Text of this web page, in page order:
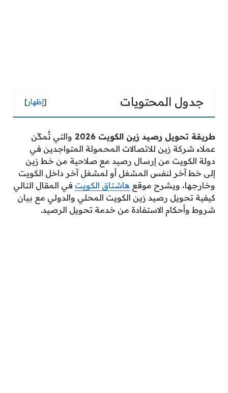
جدول المحتويات [إظهار]
طريقة تحويل رصيد زين الكويت 2026
والتي تُمكّن
عملاء شركة زين للاتصالات المحمولة المتواجدين في
دولة الكويت من إرسال رصيد مع صلاحية من خط زين
إلى خط آخر لنفس المشغل أو لمشغل آخر داخل الكويت
وخارجها، ويشرح موقع هاشتاق الكويت في المقال التالي
كيفية تحويل رصيد زين الكويت المحلي والدولي مع بيان
شروط وأحكام الاستفادة من خدمة تحويل الرصيد.